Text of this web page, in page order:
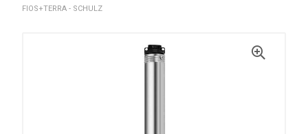
FIOS+TERRA - SCHULZ